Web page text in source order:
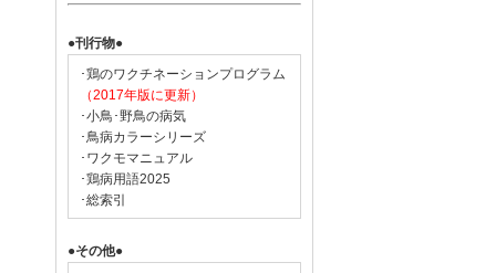
●刊行物●
･鶏のワクチネーションプログラム
（2017年版に更新）
･小鳥･野鳥の病気
･鳥病カラーシリーズ
･ワクモマニュアル
･鶏病用語2025
･総索引
●その他●